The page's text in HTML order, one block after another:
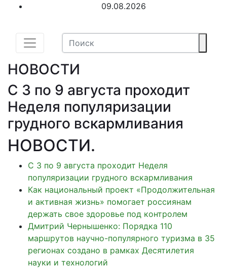
09.08.2026
НОВОСТИ
С 3 по 9 августа проходит
Неделя популяризации
грудного вскармливания
НОВОСТИ.
С 3 по 9 августа проходит Неделя
популяризации грудного вскармливания
Как национальный проект «Продолжительная
и активная жизнь» помогает россиянам
держать свое здоровье под контролем
Дмитрий Чернышенко: Порядка 110
маршрутов научно-популярного туризма в 35
регионах создано в рамках Десятилетия
науки и технологий